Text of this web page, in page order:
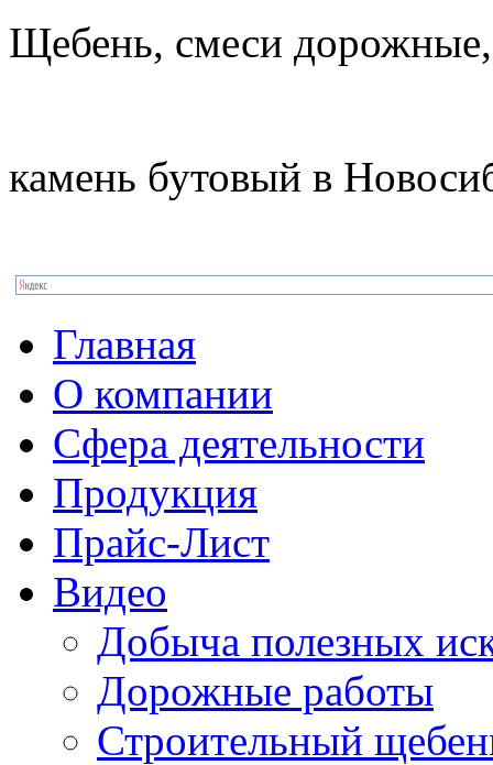
Щебень, смеси дорожные,
камень бутовый в
Главная
О компании
Сфера деятельности
Продукция
Прайс-Лист
Видео
Добыча полезных
Дорожные работы
Строительный